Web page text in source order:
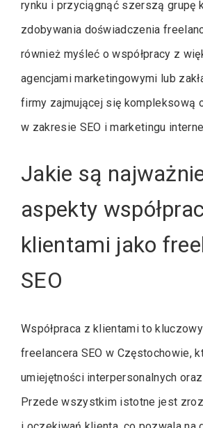
rynku i przyciągnąć szerszą grupę
zdobywania doświadczenia
również myśleć o współpracy z
agencjami marketingowymi lub
firmy zajmującej się kompleksową
w zakresie SEO i marketingu
Jakie są
aspekty
klientami jako
SEO
Współpraca z klientami to
freelancera SEO w Częstochowie,
umiejętności interpersonalnych
Przede wszystkim istotne jest